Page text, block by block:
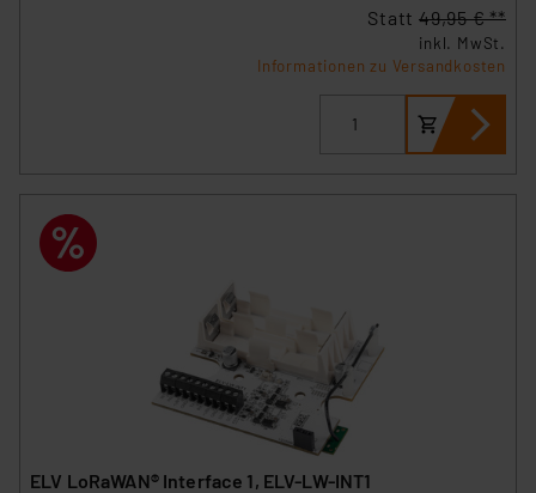
Statt 49,95 € **
inkl. MwSt.
Informationen zu Versandkosten
ELV LoRaWAN® Interface 1, ELV-LW-INT1